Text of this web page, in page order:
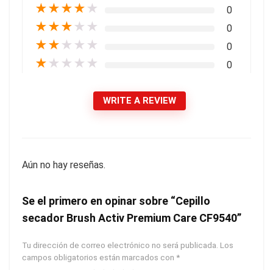
★★★★ ★ 0
★★★ ★ ★ 0
★★ ★ ★ ★ 0
★ ★ ★ ★ ★ 0
WRITE A REVIEW
Aún no hay reseñas.
Se el primero en opinar sobre “Cepillo
secador Brush Activ Premium Care CF9540”
Tu dirección de correo electrónico no será publicada. Los
campos obligatorios están marcados con *